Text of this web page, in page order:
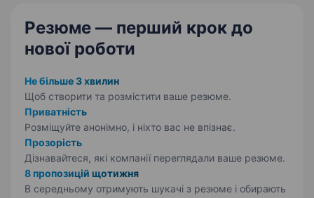
Резюме — перший крок до
нової роботи
Не більше 3 хвилин
Щоб створити та розмістити ваше резюме.
Приватність
Розміщуйте анонімно, і ніхто вас не впізнає.
Прозорість
Дізнавайтеся, які компанії переглядали ваше резюме.
8 пропозицій щотижня
В середньому отримують шукачі з резюме і обирають